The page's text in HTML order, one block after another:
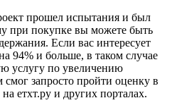
прошел испытания и был
при покупке вы можете быть
Если вас интересует
94% и больше, в таком случае
услугу по увеличению
запросто пройти оценку в
етхт.ру и других порталах.